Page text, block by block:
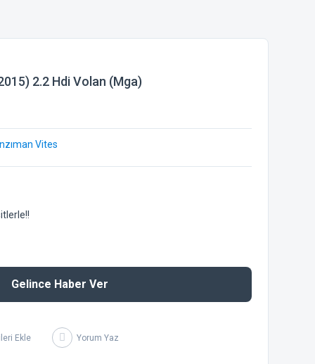
2.2 Hdi Volan (Mga)
Vites
Gelince Haber Ver
Yorum Yaz